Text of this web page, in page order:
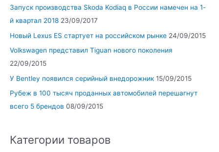
Запуск производства Skoda Kodiaq в России намечен на 1-
й квартал 2018 23/09/2017
Новый Lexus ES стартует на российском рынке 24/09/2015
Volkswagen представил Tiguan нового поколения
22/09/2015
У Bentley появился серийный внедорожник 15/09/2015
Рубеж в 100 тысяч проданных автомобилей перешагнут
всего 5 брендов 08/09/2015
Категории товаров